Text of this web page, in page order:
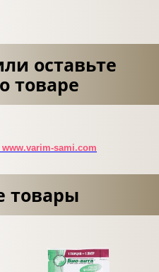
оставьте
товаре
www.varim-sami.com
товары